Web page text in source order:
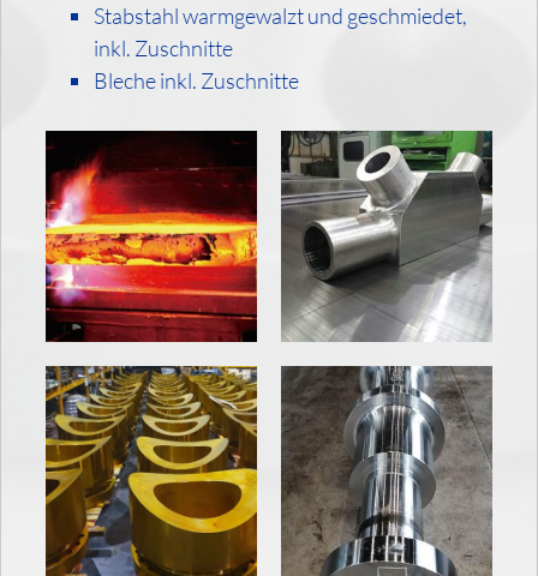
Stabstahl warmgewalzt und geschmiedet,
inkl. Zuschnitte
Bleche inkl. Zuschnitte